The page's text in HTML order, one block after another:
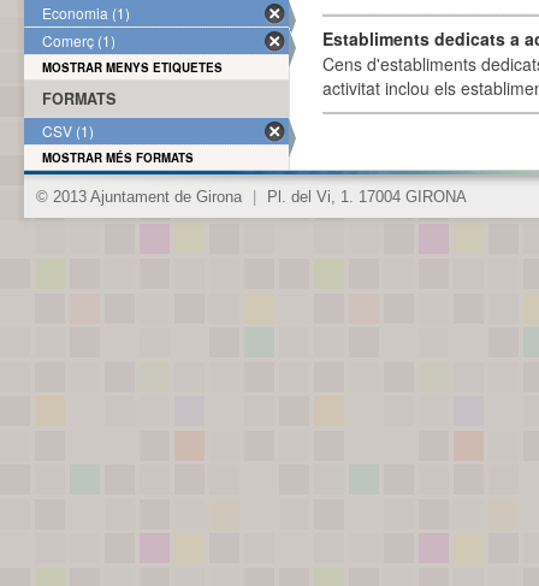
Establiments dedicats a
Cens d'establiments
activitat inclou els
Economia (1)
Comerç (1)
MOSTRAR MENYS ETIQUETES
FORMATS
CSV (1)
MOSTRAR MÉS FORMATS
© 2013 Ajuntament de Girona Pl. del Vi, 1. 17004 GIRONA